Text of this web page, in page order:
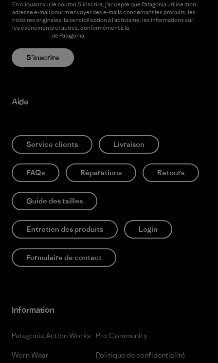
En cliquant sur le bouton S’inscrire, j’accepte que Patagonia utilise mon
adresse e-mail pour m’envoyer des e-mails concernant les produits, les
histoires originales, la sensibilisation à l’activisme, les informations sur
les événements et autres, conformément à la
de Patagonia.
S’inscrire
Aide
Service clients Livraison
FAQs Réparations Retours
Guide des tailles
Entretien des produits Login
Formulaire de contact
Information
Patagonia Action Works
Worn Wear
Pro Community
Politique de confidentialité